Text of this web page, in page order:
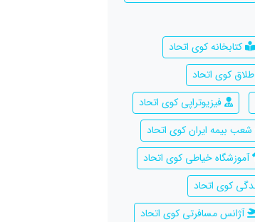
کتابخانه کوی اتحاد
طلاق کوی اتحاد
فیزیوتراپی کوی اتحاد
شعب بیمه ایران کوی اتحاد
آموزشگاه خیاطی کوی اتحاد
کوی اتحاد
آژانس مسافرتی کوی اتحاد